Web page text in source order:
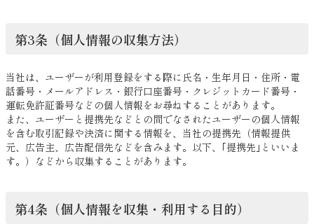
第3条（個人情報の収集方法）
当社は、ユーザーが利用登録をする際に氏名・生年月日・住所・電
話番号・メールアドレス・銀行口座番号・クレジットカード番号・
運転免許証番号などの個人情報をお尋ねすることがあります。
また、ユーザーと提携先などとの間でなされたユーザーの個人情報
を含む取引記録や決済に関する情報を、当社の提携先（情報提供
元、広告主、広告配信先などを含みます。以下、｢提携先｣といいま
す。）などから収集することがあります。
第4条（個人情報を収集・利用する目的）